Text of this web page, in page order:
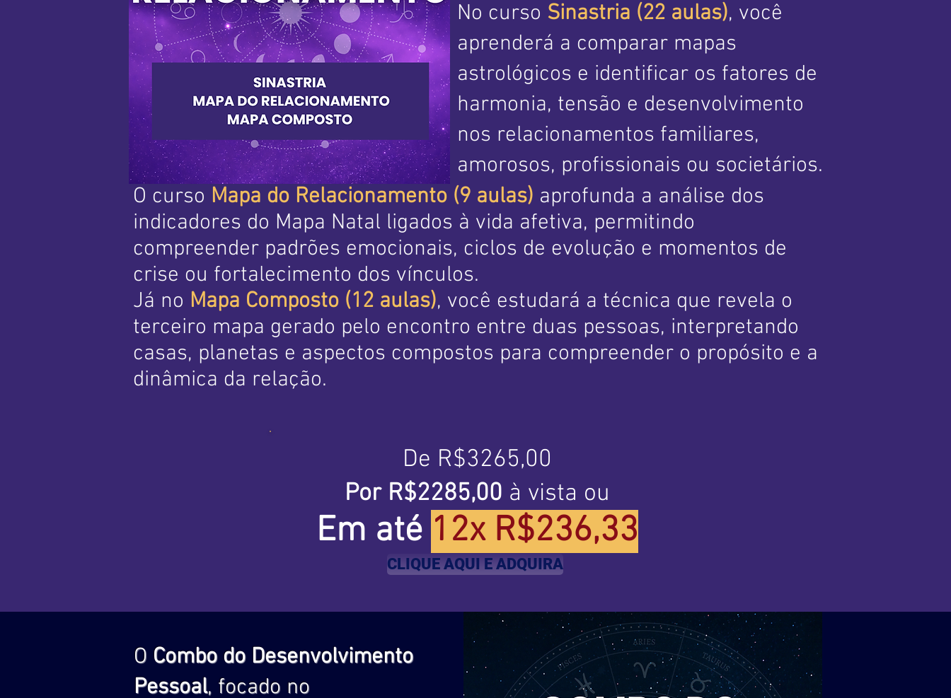
No curso Sinastria (22 aulas), você
aprenderá a comparar mapas
astrológicos e identificar os fatores de
harmonia, tensão e desenvolvimento
nos relacionamentos familiares,
amorosos, profissionais ou societários.
O curso Mapa do Relacionamento (9 aulas) aprofunda a análise dos
indicadores do Mapa Natal ligados à vida afetiva, permitindo
compreender padrões emocionais, ciclos de evolução e momentos de
crise ou fortalecimento dos vínculos.
Já no Mapa Composto (12 aulas), você estudará a técnica que revela o
terceiro mapa gerado pelo encontro entre duas pessoas, interpretando
casas, planetas e aspectos compostos para compreender o propósito e a
dinâmica da relação.
De R$3265,00
Por R$2285,00 à vista ou
Em até 12x R$236,33
CLIQUE AQUI E ADQUIRA
O Combo do Desenvolvimento
Pessoal, focado no